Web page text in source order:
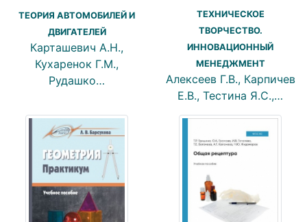
ТЕОРИЯ АВТОМОБИЛЕЙ И
ДВИГАТЕЛЕЙ
Карташевич А.Н.,
Кухаренок Г.М.,
Рудашко…
ТЕХНИЧЕСКОЕ
ТВОРЧЕСТВО.
ИННОВАЦИОННЫЙ
МЕНЕДЖМЕНТ
Алексеев Г.В., Карпичев
Е.В., Тестина Я.С.,…